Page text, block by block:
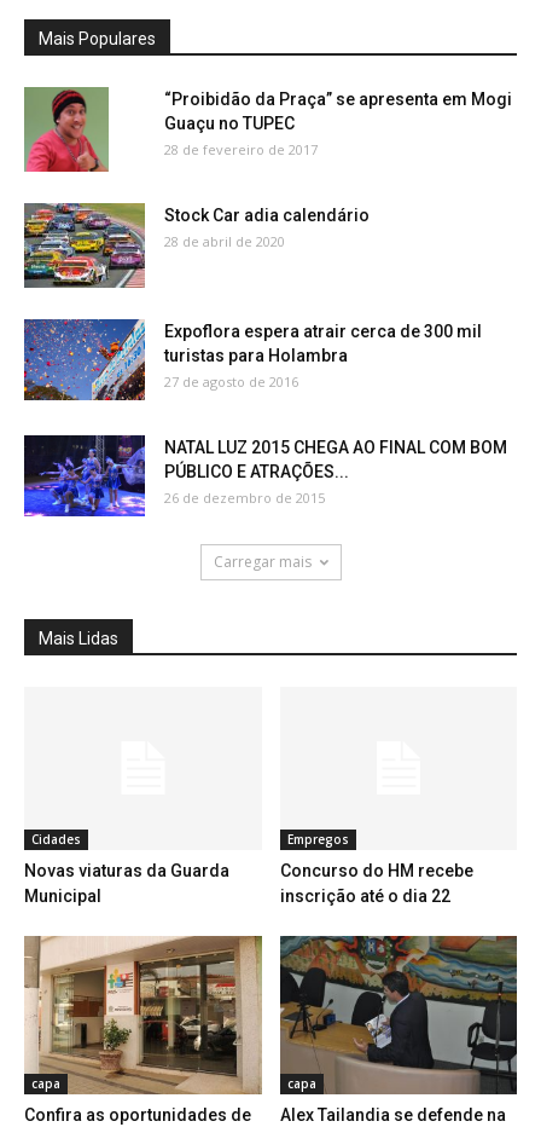
Mais Populares
“Proibidão da Praça” se apresenta em Mogi
Guaçu no TUPEC
28 de fevereiro de 2017
Stock Car adia calendário
28 de abril de 2020
Expoflora espera atrair cerca de 300 mil
turistas para Holambra
27 de agosto de 2016
NATAL LUZ 2015 CHEGA AO FINAL COM BOM
PÚBLICO E ATRAÇÕES...
26 de dezembro de 2015
Carregar mais
Mais Lidas
Cidades
Novas viaturas da Guarda
Municipal
Empregos
Concurso do HM recebe
inscrição até o dia 22
capa
Confira as oportunidades de
capa
Alex Tailandia se defende na